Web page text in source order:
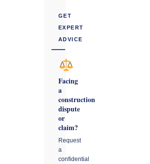
GET
EXPERT
ADVICE
Facing
a
construction
dispute
or
claim?
Request
a
confidential